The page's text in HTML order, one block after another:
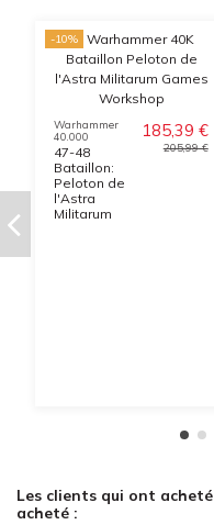
-10%
Warhammer
40.000
47-48
Bataillon:
Peloton de
l'Astra
Militarum
185,39 €
205,99 €
Les clients qui ont
acheté :